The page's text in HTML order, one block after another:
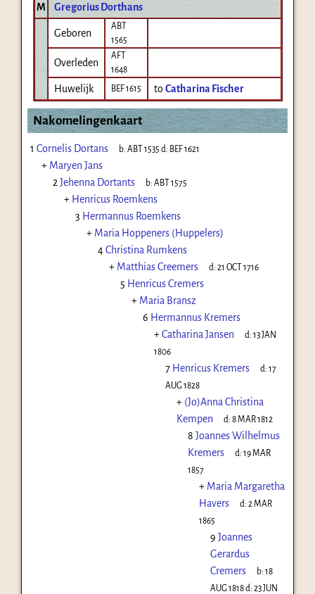
M
Gregorius Dorthans
Geboren
ABT
1565
Overleden
AFT
1648
Huwelijk BEF 1615 toCatharina Fischer
Nakomelingenkaart
1 Cornelis Dortans b:ABT 1535 d: BEF 1621
+ Maryen Jans
2 Jehenna Dortants b:ABT 1575
+ Henricus Roemkens
3 Hermannus Roemkens
+ Maria Hoppeners (Huppelers)
4Christina Rumkens
+ Matthias Creemers d:21 OCT 1716
5 Henricus Cremers
+ Maria Bransz
6 Hermannus Kremers
+Catharina Jansen d:13 JAN
1806
7 Henricus Kremers d:17
AUG 1828
+ (Jo)Anna Christina
Kempen
d:8 MAR 1812
8 Joannes Wilhelmus
Kremers
d:19 MAR
1857
+ Maria Margaretha
Havers
d:2 MAR
1865
9 Joannes
Gerardus
Cremers
b:18
AUG 1818d: 23 JUN